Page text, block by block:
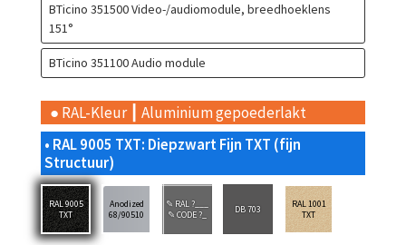
BTicino 351500 Video-/audiomodule, breedhoeklens
151°
BTicino 351100 Audio module
● RAL-Kleur ┃ Aluminium gepoederlakt
• RAL 9005 TXT: Diepzwart Fijn TXT (fijn
Structuur)
RAL 9005
TXT
Anodized
68/90510
✎ RAL ?___
✎ CODE ?_
DB 703
RAL 1001
TXT